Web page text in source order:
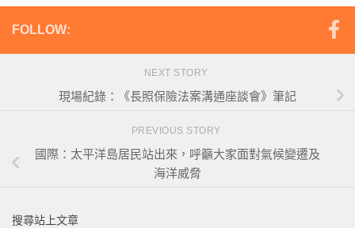
FOLLOW:
NEXT STORY
現場紀錄：《長照保險法案溝通座談會》筆記
PREVIOUS STORY
國際：太平洋島居民站出來，呼籲大家面對氣候變遷及
海洋威脅
搜尋站上文章